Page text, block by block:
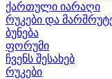
ქართული იარაღი
რუკები და
ბუნება
ფორუმი
ჩვენს შესახებ
რუკები